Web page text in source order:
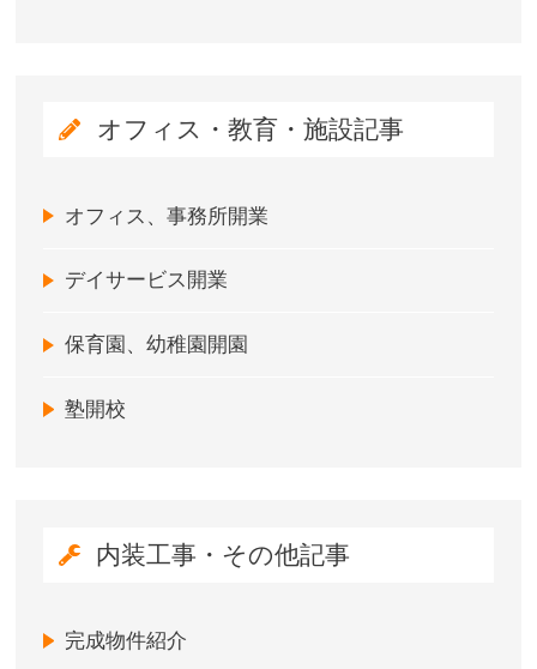
オフィス・教育・施設記事
オフィス、事務所開業
デイサービス開業
保育園、幼稚園開園
塾開校
内装工事・その他記事
完成物件紹介